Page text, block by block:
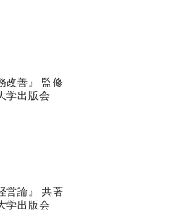
改善』 監修
学出版会
営論』 共著
学出版会